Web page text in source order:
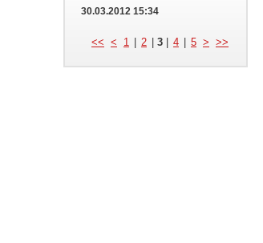
30.03.2012 15:34
<< < 1 2 3 4 5 > >>